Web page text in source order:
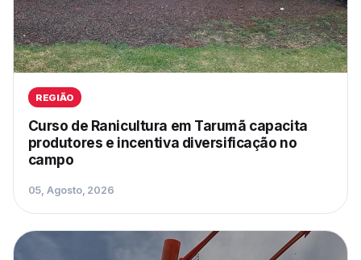
REGIÃO
Curso de Ranicultura em Tarumã capacita
produtores e incentiva diversificação no
campo
05, Agosto, 2026